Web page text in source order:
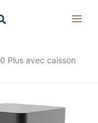
Plus avec caisson